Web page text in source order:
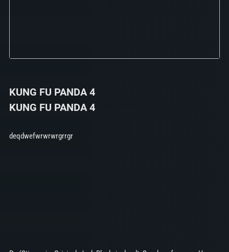
KUNG FU PANDA 4
KUNG FU PANDA 4
deqdwefwrwrwrgrrgr